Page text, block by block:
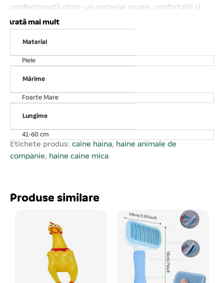
confecționată dintr- un material moale, confortabil și
călduros. Ușor de îmbrăcat și dezbrăcat cu ajutorul
capselor. Design- ul oferă o senzație de confort sporit. A
nu se folosi înălbitori;Mărime: XXLLungime spate: 18# –
45 cm
Arată mai mult
Material
Piele
Mărime
Foarte Mare
Lungime
41-60 cm
Etichete produs: caine haina, haine animale de
companie, haine caine mica
Produse similare